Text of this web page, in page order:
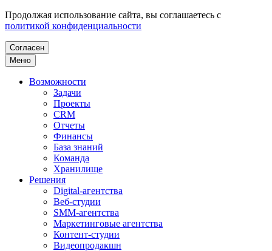
Продолжая использование сайта, вы соглашаетесь с
политикой конфиденциальности
Согласен
Меню
Возможности
Задачи
Проекты
CRM
Отчеты
Финансы
База знаний
Команда
Хранилище
Решения
Digital-агентства
Веб-студии
SMM-агентства
Маркетинговые агентства
Контент-студии
Видеопродакшн